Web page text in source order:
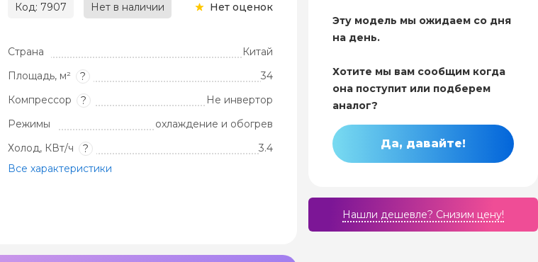
Код: 7907 Нет в наличии Нет оценок
Страна
Китай
Площадь, м²
?
34
Компрессор
?
Не инвертор
Режимы
охлаждение и обогрев
Холод, КВт/ч
?
3.4
Все характеристики
Эту модель мы ожидаем со дня
на день.
Хотите мы вам сообщим когда
она поступит или подберем
аналог?
Да, давайте!
Нашли дешевле? Cнизим цену!